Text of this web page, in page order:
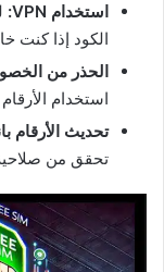
استخدام VPN:
الكود إذا كنت
الحذر من
استخدام
تحديث الأرقام
تحقق من